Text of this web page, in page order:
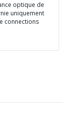
optique de
uniquement
connections